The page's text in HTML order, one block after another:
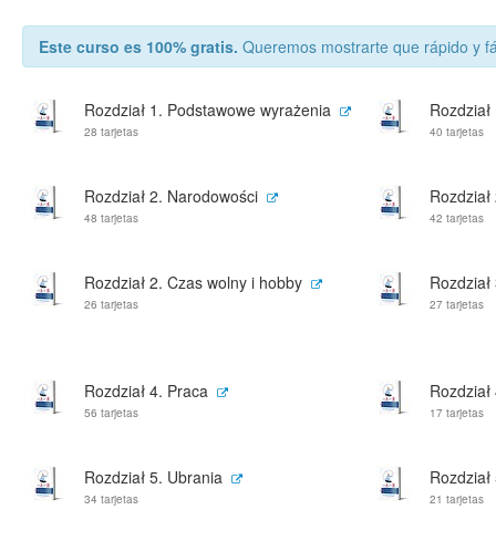
Este curso es 100% gratis. Queremos mostrarte que rápido y
Rozdział 1. Podstawowe wyrażenia
28 tarjetas 40 tarjetas
Rozdział 2. Narodowości
48 tarjetas 42 tarjetas
Rozdział 2. Czas wolny i hobby
26 tarjetas 27 tarjetas
Rozdział 4. Praca
56 tarjetas 17 tarjetas
Rozdział 5. Ubrania
34 tarjetas 21 tarjetas